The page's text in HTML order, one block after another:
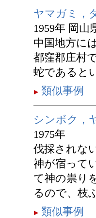
ヤマガミ，
1959年 岡山
中国地方に
都窪郡庄村
蛇であると
類似事例
シンボク，
1975年
伐採されな
神が宿って
て神の祟り
るので、枝
類似事例